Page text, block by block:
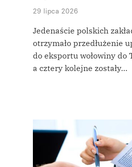
29 lipca 2026
Jedenaście polskich
otrzymało przedłużenie
do eksportu wołowiny do
a cztery kolejne zostały…